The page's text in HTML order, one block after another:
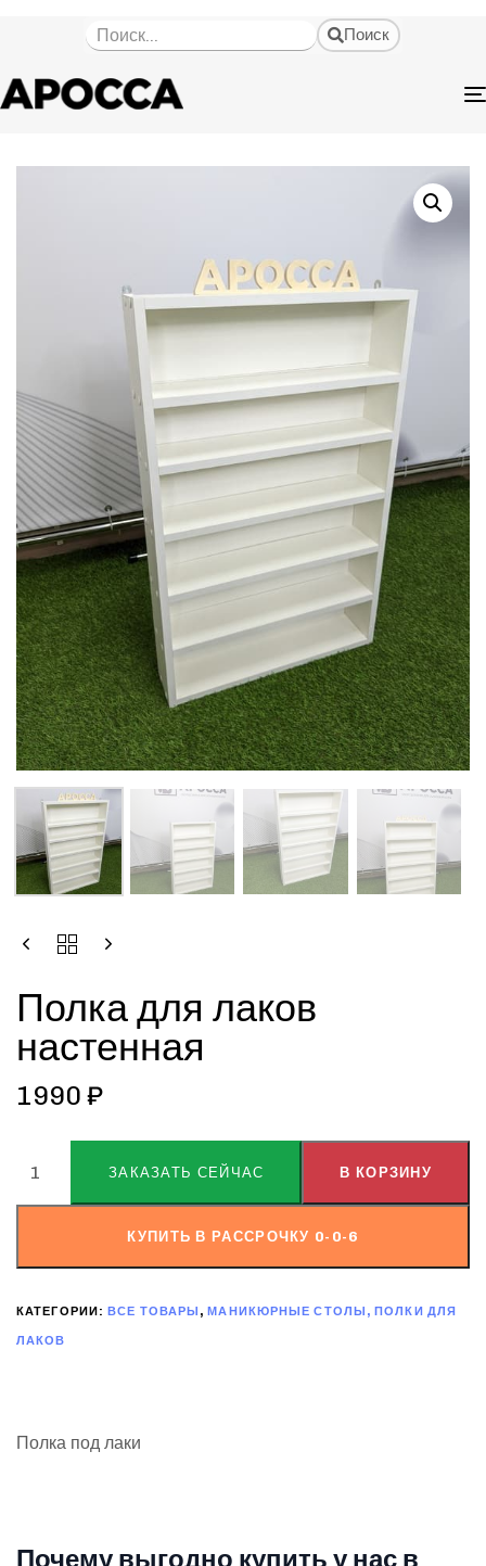
Поиск
Полка для лаков
настенная
1990 ₽
ЗАКАЗАТЬ СЕЙЧАС В КОРЗИНУ
КУПИТЬ В РАССРОЧКУ 0-0-6
КАТЕГОРИИ:ВСЕ ТОВАРЫ ,МАНИКЮРНЫЕ СТОЛЫ, ПОЛКИ ДЛЯ
ЛАКОВ
Полка под лаки
Почему выгодно купить у нас в